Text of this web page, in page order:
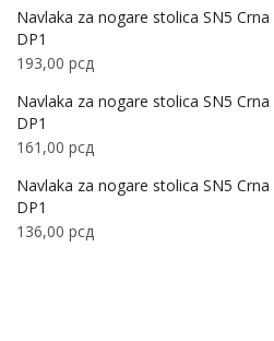
Navlaka za nogare stolica SN5
DP1
193,00 рсд
Navlaka za nogare stolica SN5
DP1
161,00 рсд
Navlaka za nogare stolica SN5
DP1
136,00 рсд